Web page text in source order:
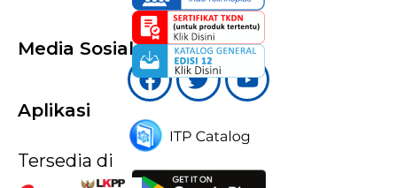
Media Sosial
Aplikasi
Tersedia di